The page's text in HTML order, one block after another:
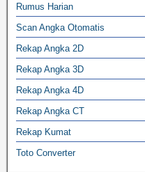
Rumus Harian
Scan Angka Otomatis
Rekap Angka 2D
Rekap Angka 3D
Rekap Angka 4D
Rekap Angka CT
Rekap Kumat
Toto Converter